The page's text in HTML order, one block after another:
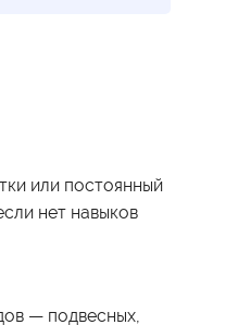
или постоянный
нет навыков
— подвесных,